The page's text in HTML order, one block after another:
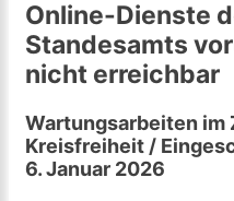
Online-Dienste
Standesamts
nicht erreichbar
Wartungsarbeiten im
Kreisfreiheit /
6. Januar 2026